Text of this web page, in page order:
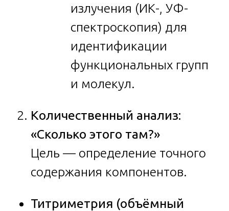
излучения (ИК-, УФ-
спектроскопия) для
идентификации
функциональных групп
и молекул.
Количественный анализ:
«Сколько этого там?»
Цель — определение точного
содержания компонентов.
Титриметрия (объёмный